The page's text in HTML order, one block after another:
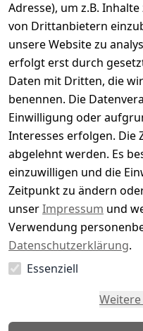
Basierend
5
4
3
2
1
Es hat noch niemand
Artikel abgegeben
Adresse), um z.B.
von Drittanbietern
unsere Website zu
erfolgt erst durch
Daten mit Dritten, die
benennen. Die
Einwilligung oder
Interesses erfolgen.
abgelehnt werden. Es
einzuwilligen und die
Zeitpunkt zu ändern
unserImpressum und
Verwendung
Datenschutzerklärung.
Essenziell